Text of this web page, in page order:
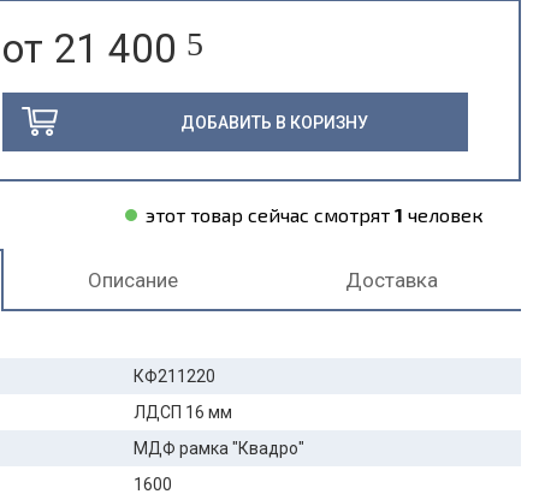
от 21 400 5
ДОБАВИТЬ В КОРИЗНУ
этот товар сейчас смотрят 1 человек
Описание Доставка
КФ211220
ЛДСП 16 мм
МДФ рамка "Квадро"
1600